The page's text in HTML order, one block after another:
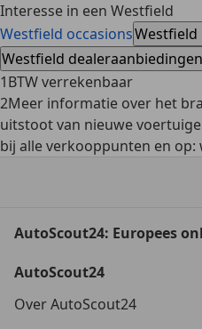
Interesse in een Westfield
Westfield occasionsWestfield
Westfield dealeraanbiedingen
1BTW verrekenbaar
2Meer informatie over het
uitstoot van nieuwe
bij alle verkooppunten en op:
AutoScout24: Europees
AutoScout24
Over AutoScout24